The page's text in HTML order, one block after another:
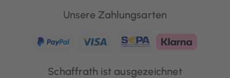
Unsere Zahlungsarten
Schaffrath ist ausgezeichnet